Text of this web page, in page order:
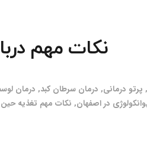
نکات مهم
, پرتو درمانی, درمان سرطان کبد, درمان
در اصفهان, نکات مهم تغذیه